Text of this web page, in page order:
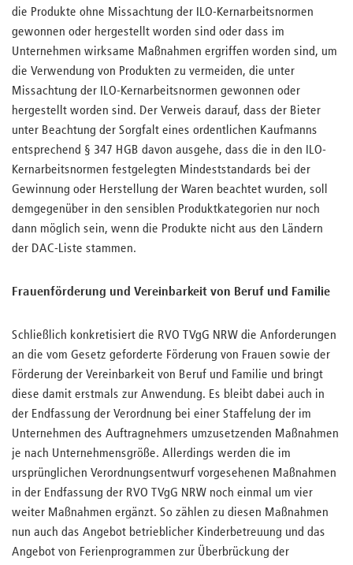
die Produkte ohne Missachtung der ILO-Kernarbeitsnormen
gewonnen oder hergestellt worden sind oder dass im
Unternehmen wirksame Maßnahmen ergriffen worden sind, um
die Verwendung von Produkten zu vermeiden, die unter
Missachtung der ILO-Kernarbeitsnormen gewonnen oder
hergestellt worden sind. Der Verweis darauf, dass der Bieter
unter Beachtung der Sorgfalt eines ordentlichen Kaufmanns
entsprechend § 347 HGB davon ausgehe, dass die in den ILO-
Kernarbeitsnormen festgelegten Mindeststandards bei der
Gewinnung oder Herstellung der Waren beachtet wurden, soll
demgegenüber in den sensiblen Produktkategorien nur noch
dann möglich sein, wenn die Produkte nicht aus den Ländern
der DAC-Liste stammen.
Frauenförderung und Vereinbarkeit von Beruf und Familie
Schließlich konkretisiert die RVO TVgG NRW die Anforderungen
an die vom Gesetz geforderte Förderung von Frauen sowie der
Förderung der Vereinbarkeit von Beruf und Familie und bringt
diese damit erstmals zur Anwendung. Es bleibt dabei auch in
der Endfassung der Verordnung bei einer Staffelung der im
Unternehmen des Auftragnehmers umzusetzenden Maßnahmen
je nach Unternehmensgröße. Allerdings werden die im
ursprünglichen Verordnungsentwurf vorgesehenen Maßnahmen
in der Endfassung der RVO TVgG NRW noch einmal um vier
weiter Maßnahmen ergänzt. So zählen zu diesen Maßnahmen
nun auch das Angebot betrieblicher Kinderbetreuung und das
Angebot von Ferienprogrammen zur Überbrückung der